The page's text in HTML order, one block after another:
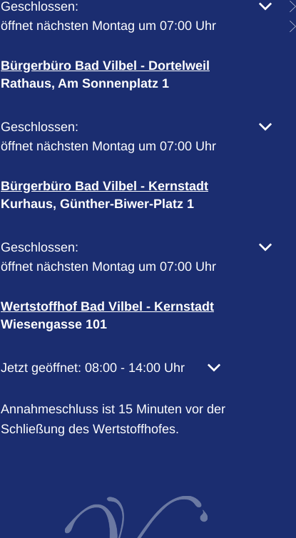
Klicken, um weitere Öffnungs- oder Schließzeiten
Geschlossen:
öffnet nächsten Montag um 07:00 Uhr
Bürgerbüro Bad Vilbel - Dortelweil
Rathaus, Am Sonnenplatz 1
Klicken, um weitere Öffnungs- oder Schließzeiten
Geschlossen:
öffnet nächsten Montag um 07:00 Uhr
Bürgerbüro Bad Vilbel - Kernstadt
Kurhaus, Günther-Biwer-Platz 1
Klicken, um weitere Öffnungs- oder Schließzeiten
Geschlossen:
öffnet nächsten Montag um 07:00 Uhr
Wertstoffhof Bad Vilbel - Kernstadt
Wiesengasse 101
Klicken, um weitere Öffnungs- oder Schließzeiten
Jetzt geöffnet: 08:00 - 14:00 Uhr Von 08:00 bis
Annahmeschluss ist 15 Minuten vor der
Schließung des Wertstoffhofes.